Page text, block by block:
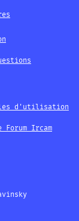
d'utilisation
Ircam